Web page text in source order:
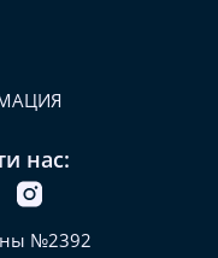
нас:
№2392